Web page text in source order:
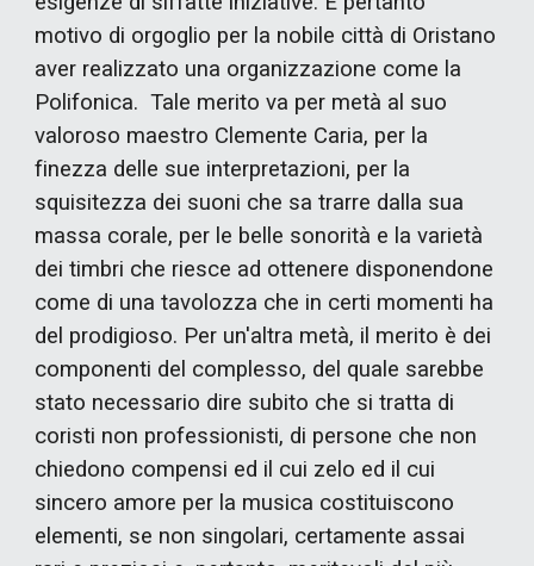
motivo di orgoglio per la nobile città di Oristano
aver realizzato una organizzazione come la
Polifonica. Tale merito va per metà al suo
valoroso maestro Clemente Caria, per la
finezza delle sue interpretazioni, per la
squisitezza dei suoni che sa trarre dalla sua
massa corale, per le belle sonorità e la varietà
dei timbri che riesce ad ottenere disponendone
come di una tavolozza che in certi momenti ha
del prodigioso. Per un'altra metà, il merito è dei
componenti del complesso, del quale sarebbe
stato necessario dire subito che si tratta di
coristi non professionisti, di persone che non
chiedono compensi ed il cui zelo ed il cui
sincero amore per la musica costituiscono
elementi, se non singolari, certamente assai